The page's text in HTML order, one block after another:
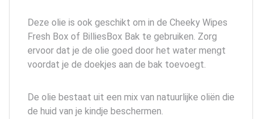
Deze olie is ook geschikt om in de Cheeky Wipes
Fresh Box of BilliesBox Bak te gebruiken. Zorg
ervoor dat je de olie goed door het water mengt
voordat je de doekjes aan de bak toevoegt.
De olie bestaat uit een mix van natuurlijke oliën die
de huid van je kindje beschermen.